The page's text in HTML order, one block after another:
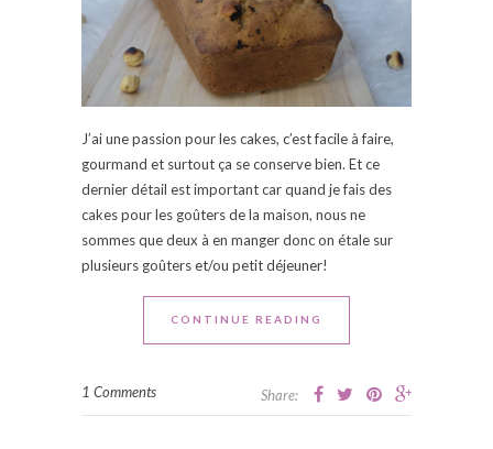
J’ai une passion pour les cakes, c’est facile à faire,
gourmand et surtout ça se conserve bien. Et ce
dernier détail est important car quand je fais des
cakes pour les goûters de la maison, nous ne
sommes que deux à en manger donc on étale sur
plusieurs goûters et/ou petit déjeuner!
CONTINUE READING
1 Comments Share: